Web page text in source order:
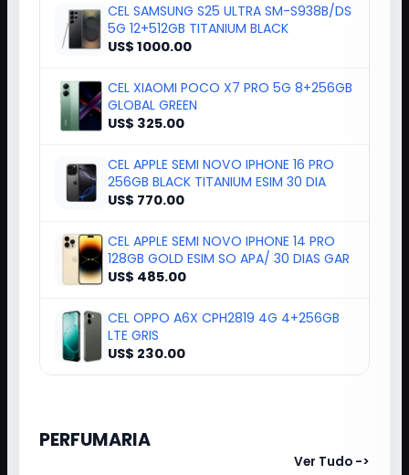
CEL SAMSUNG S25 ULTRA SM-S938B/DS
5G 12+512GB TITANIUM BLACK
US$ 1000.00
CEL XIAOMI POCO X7 PRO 5G 8+256GB
GLOBAL GREEN
US$ 325.00
CEL APPLE SEMI NOVO IPHONE 16 PRO
256GB BLACK TITANIUM ESIM 30 DIA
US$ 770.00
CEL APPLE SEMI NOVO IPHONE 14 PRO
128GB GOLD ESIM SO APA/ 30 DIAS GAR
US$ 485.00
CEL OPPO A6X CPH2819 4G 4+256GB
LTE GRIS
US$ 230.00
PERFUMARIA
Ver Tudo ->